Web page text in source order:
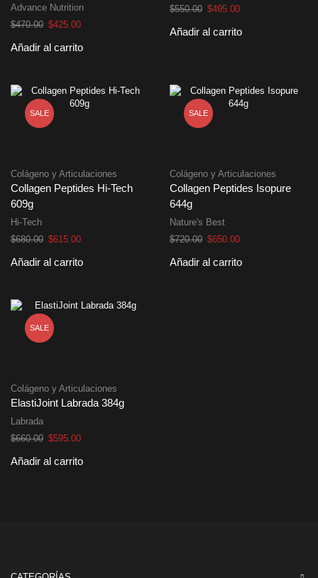
Advance Nutrition
$470.00 El
original
$425.00El
actual
Añadir al carrito
$550.00 El
original
$495.00El
actual
Añadir al carrito
SALE
Colágeno y Articulaciones
Collagen Peptides Hi-Tech
609g
Hi-Tech
$680.00 El
original
$615.00El
actual
Añadir al carrito
SALE
Colágeno y Articulaciones
Collagen Peptides Isopure
644g
Nature's Best
$720.00 El
original
$650.00El
actual
Añadir al carrito
SALE
Colágeno y Articulaciones
ElastiJoint Labrada 384g
Labrada
$660.00 El
original
$595.00El
actual
Añadir al carrito